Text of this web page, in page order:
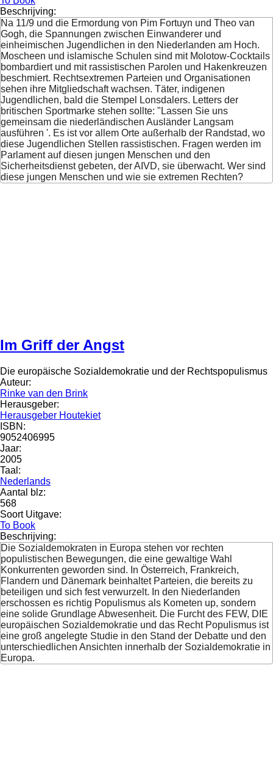
Beschrijving:
Na 11/9 und die Ermordung von Pim Fortuyn und Theo van
Gogh, die Spannungen zwischen Einwanderer und
einheimischen Jugendlichen in den Niederlanden am Hoch.
Moscheen und islamische Schulen sind mit Molotow-Cocktails
bombardiert und mit rassistischen Parolen und Hakenkreuzen
beschmiert. Rechtsextremen Parteien und Organisationen
sehen ihre Mitgliedschaft wachsen. Täter, indigenen
Jugendlichen, bald die Stempel Lonsdalers. Letters der
britischen Sportmarke stehen sollte: "Lassen Sie uns
gemeinsam die niederländischen Ausländer Langsam
ausführen '. Es ist vor allem Orte außerhalb der Randstad, wo
diese Jugendlichen Stellen rassistischen. Fragen werden im
Parlament auf diesen jungen Menschen und den
Sicherheitsdienst gebeten, der AIVD, sie überwacht. Wer sind
diese jungen Menschen und wie sie extremen Rechten?
Im Griff der Angst
Die europäische Sozialdemokratie und der Rechtspopulismus
Auteur:
Rinke van den Brink
Herausgeber:
Herausgeber Houtekiet
ISBN:
9052406995
Jaar:
2005
Taal:
Nederlands
Aantal blz:
568
Soort Uitgave:
To Book
Beschrijving:
Die Sozialdemokraten in Europa stehen vor rechten
populistischen Bewegungen, die eine gewaltige Wahl
Konkurrenten geworden sind. In Österreich, Frankreich,
Flandern und Dänemark beinhaltet Parteien, die bereits zu
beteiligen und sich fest verwurzelt. In den Niederlanden
erschossen es richtig Populismus als Kometen up, sondern
eine solide Grundlage Abwesenheit. Die Furcht des FEW, DIE
europäischen Sozialdemokratie und das Recht Populismus ist
eine groß angelegte Studie in den Stand der Debatte und den
unterschiedlichen Ansichten innerhalb der Sozialdemokratie in
Europa.